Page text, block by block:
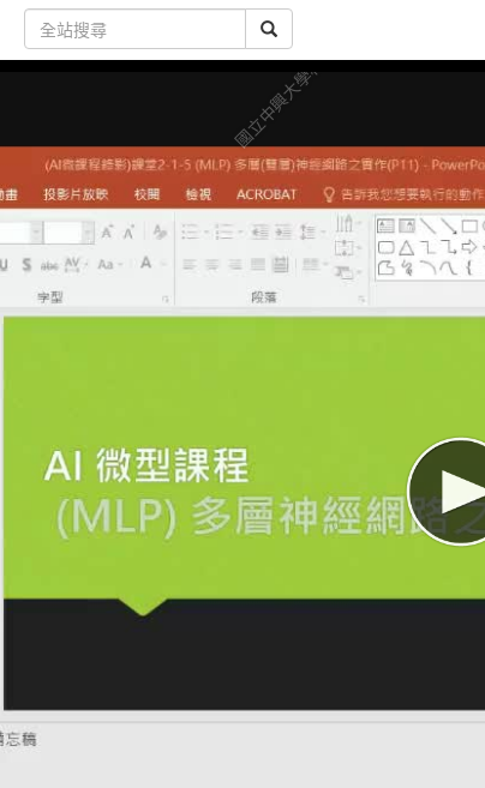
國立中興大學科教中心